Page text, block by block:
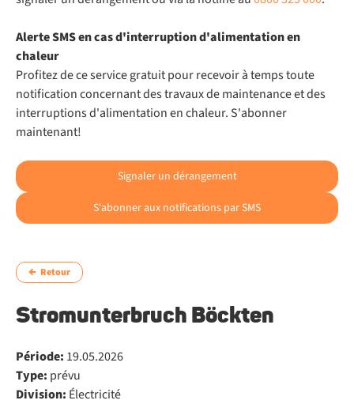
Alerte SMS en cas d'interruption d'alimentation en
chaleur
Profitez de ce service gratuit pour recevoir à temps toute
notification concernant des travaux de maintenance et des
interruptions d'alimentation en chaleur. S'abonner
maintenant!
Signaler un dérangement
S'abonner aux notifications par SMS
Retour
Stromunterbruch Böckten
Période: 19.05.2026
Type: prévu
Division: Électricité